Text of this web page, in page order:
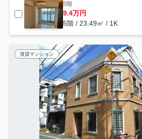
5階
9.4万円
5階 / 23.49㎡ / 1K
賃貸マンション